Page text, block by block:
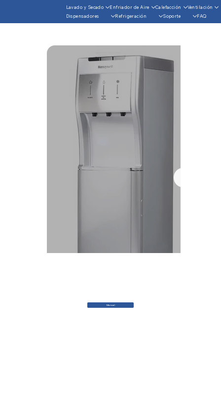
Lavado y Secado Enfriador de Aire Calefacción
Ventilación
Dispensadores
Refrigeración Soporte FAQ
Manual